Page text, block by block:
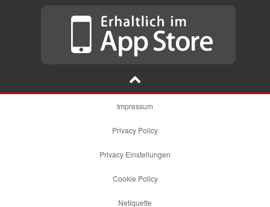
Impressum
Privacy Policy
Privacy Einstellungen
Cookie Policy
Netiquette